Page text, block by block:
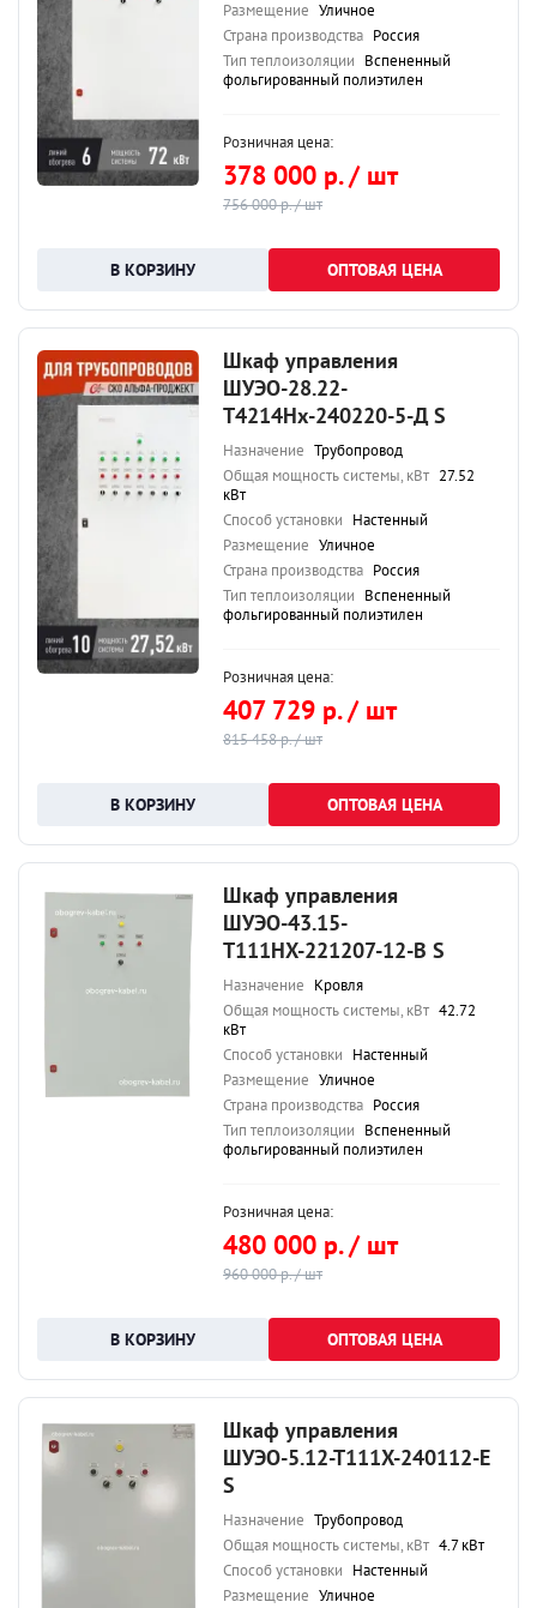
Размещение Уличное
Страна производства Россия
Тип теплоизоляции Вспененный
фольгированный полиэтилен
Розничная цена:
378 000 р. / шт
756 000 р. / шт
ОПТОВАЯ ЦЕНА
Шкаф управления
ШУЭО-28.22-
Т4214Нх-240220-5-Д S
Назначение Трубопровод
Общая мощность системы, кВт 27.52
кВт
Способ установки Настенный
Размещение Уличное
Страна производства Россия
Тип теплоизоляции Вспененный
фольгированный полиэтилен
Розничная цена:
407 729 р. / шт
815 458 р. / шт
ОПТОВАЯ ЦЕНА
Шкаф управления
ШУЭО-43.15-
Т111НХ-221207-12-В S
Назначение Кровля
Общая мощность системы, кВт 42.72
кВт
Способ установки Настенный
Размещение Уличное
Страна производства Россия
Тип теплоизоляции Вспененный
фольгированный полиэтилен
Розничная цена:
480 000 р. / шт
960 000 р. / шт
ОПТОВАЯ ЦЕНА
Шкаф управления
ШУЭО-5.12-Т111Х-240112-Е
S
Назначение Трубопровод
Общая мощность системы, кВт 4.7 кВт
Способ установки Настенный
Размещение Уличное